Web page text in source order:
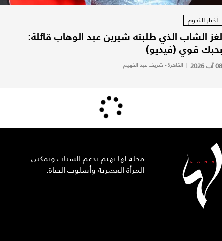
أخبار النجوم
لغز الشاب الذي طلبته شيرين عبد الوهاب قائلة:
بحبك قوي (فيديو)
08 آب 2026 | القاهرة - شريف عبد الفهيم
مجلة لها تهتم بدعم الشباب وتمكين
المرأة العصرية وأسلوب الحياة.